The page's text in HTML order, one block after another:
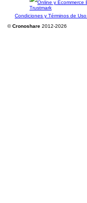
Condiciones y Términos de Uso
©Cronoshare 2012-2026